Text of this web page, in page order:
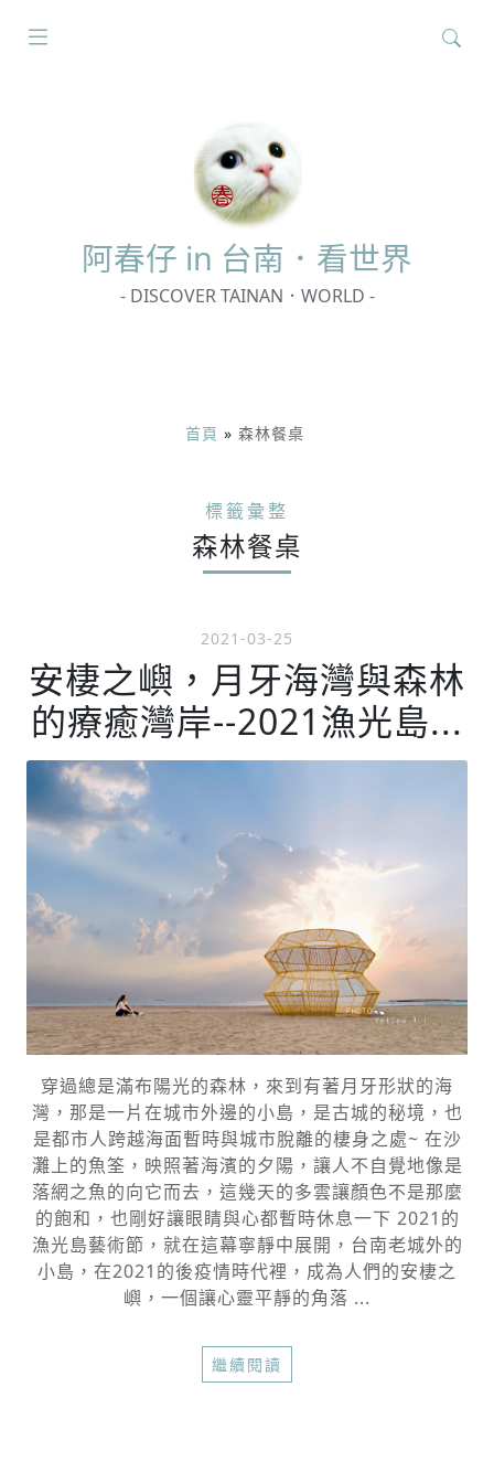
阿春仔 in 台南．看世界
- DISCOVER TAINAN．WORLD -
首頁 » 森林餐桌
標籤彙整
森林餐桌
2021-03-25
安棲之嶼，月牙海灣與森林
的療癒灣岸--2021漁光島...
穿過總是滿布陽光的森林，來到有著月牙形狀的海
灣，那是一片在城市外邊的小島，是古城的秘境，也
是都市人跨越海面暫時與城市脫離的棲身之處~ 在沙
灘上的魚筌，映照著海濱的夕陽，讓人不自覺地像是
落網之魚的向它而去，這幾天的多雲讓顏色不是那麼
的飽和，也剛好讓眼睛與心都暫時休息一下 2021的
漁光島藝術節，就在這幕寧靜中展開，台南老城外的
小島，在2021的後疫情時代裡，成為人們的安棲之
嶼，一個讓心靈平靜的角落 ...
繼續閱讀